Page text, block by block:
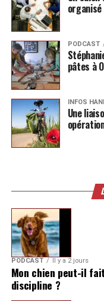
organisé
PODCAST
pâtes à
INFOS
Une
PODCAST Il y a 2 jours
Mon chien peut-il
discipline ?